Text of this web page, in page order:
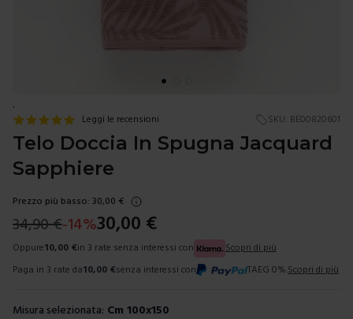
.
Leggi le recensioni SKU: BE00820601
Telo Doccia In Spugna Jacquard
Sapphiere
Prezzo più basso: 30,00 €
34,90€-14%30,00 €
Oppure10,00 €in 3 rate senza interessi con
Scopri di più
Paga in 3 rate da10,00 €senza interessi con TAEG 0%. Scopri di più
Misura selezionata: Cm 100x150